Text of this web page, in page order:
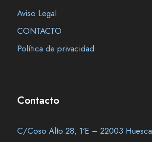
Aviso Legal
CONTACTO
Política de privacidad
Contacto
C/Coso Alto 28, 1ºE – 22003 Huesca